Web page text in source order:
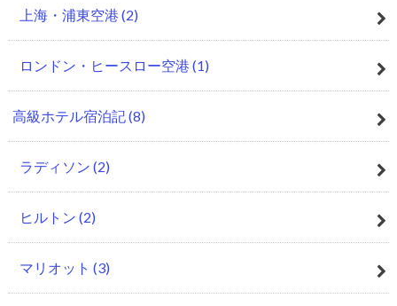
上海・浦東空港 (2)
ロンドン・ヒースロー空港 (1)
高級ホテル宿泊記(8)
ラディソン (2)
ヒルトン (2)
マリオット (3)